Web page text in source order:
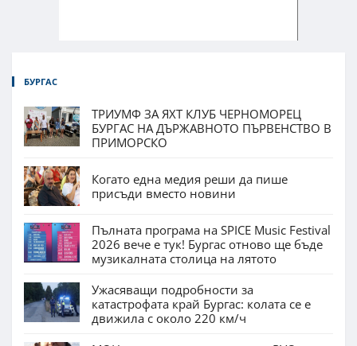
БУРГАС
ТРИУМФ ЗА ЯХТ КЛУБ ЧЕРНОМОРЕЦ
БУРГАС НА ДЪРЖАВНОТО ПЪРВЕНСТВО В
ПРИМОРСКО
Когато една медия реши да пише
присъди вместо новини
Пълната програма на SPICE Music Festival
2026 вече е тук! Бургас отново ще бъде
музикалната столица на лятото
Ужасяващи подробности за
катастрофата край Бургас: колата се е
движила с около 220 км/ч